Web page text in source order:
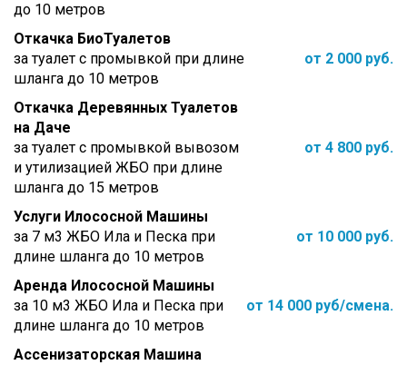
до 10 метров
Откачка БиоТуалетов
за туалет с промывкой при длине
шланга до 10 метров
от 2 000 руб.
Откачка Деревянных Туалетов
на Даче
за туалет с промывкой вывозом
и утилизацией ЖБО при длине
шланга до 15 метров
от 4 800 руб.
Услуги Илососной Машины
за 7 м3 ЖБО Ила и Песка при
длине шланга до 10 метров
от 10 000 руб.
Аренда Илососной Машины
за 10 м3 ЖБО Ила и Песка при
длине шланга до 10 метров
от 14 000 руб/смена.
Ассенизаторская Машина